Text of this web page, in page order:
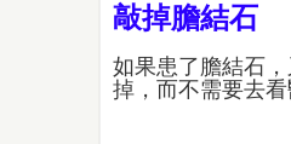
敲掉膽結石
如果患了膽結石
掉，而不需要去看